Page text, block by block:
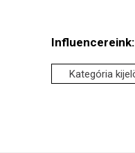
Influencereink:
Influencereink: